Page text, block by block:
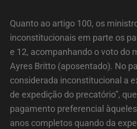
Quanto ao artigo 100, os
inconstitucionais em parte os
e 12, acompanhando o voto do
Ayres Britto (aposentado). No
considerada inconstitucional a
de expedição do precatório”,
pagamento preferencial
anos completos quando da